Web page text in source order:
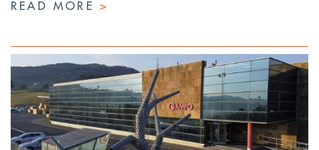
READ MORE >